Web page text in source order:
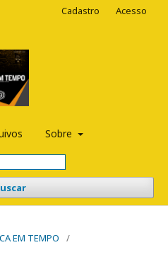
Sobre
Cadastro Acesso
EM TEMPO
/